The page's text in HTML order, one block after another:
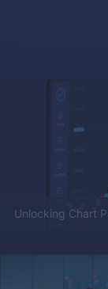
Unlocking Chart